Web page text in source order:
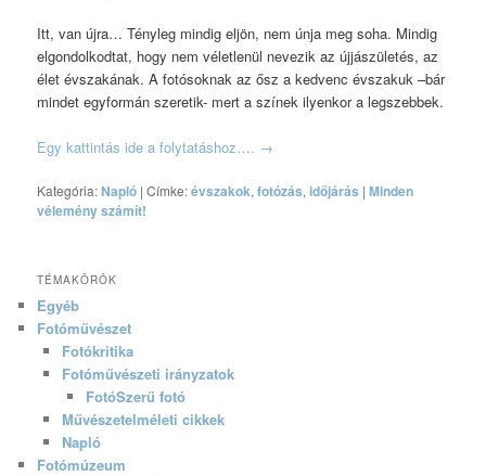
Itt, van újra… Tényleg mindig eljön, nem únja meg soha. Mindig
elgondolkodtat, hogy nem véletlenül nevezik az újjászületés, az
élet évszakának. A fotósoknak az ősz a kedvenc évszakuk –bár
mindet egyformán szeretik- mert a színek ilyenkor a legszebbek.
Egy kattintás ide a folytatáshoz…. →
Kategória:Napló |Címke:évszakok,fotózás,időjárás |Minden
vélemény számít!
TÉMAKÖRÖK
Egyéb
Fotóművészet
Fotókritika
Fotóművészeti irányzatok
FotóSzerű fotó
Művészetelméleti cikkek
Napló
Fotómúzeum